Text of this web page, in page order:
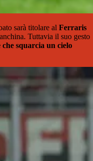
sarà titolare al Ferraris
Tuttavia il suo gesto
squarcia un cielo